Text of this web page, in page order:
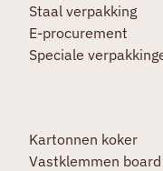
Staal verpakking
E-procurement
Speciale
Kartonnen koker
Vastklemmen